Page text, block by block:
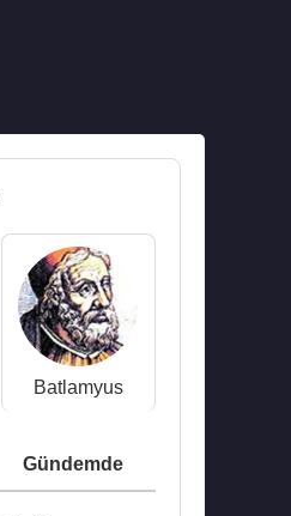
Batlamyus
Gündemde